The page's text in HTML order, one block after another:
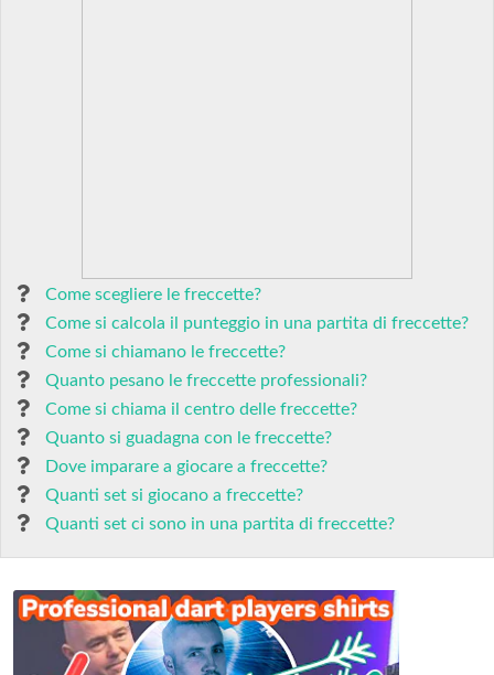
Come scegliere le freccette?
Come si calcola il punteggio in una partita di freccette?
Come si chiamano le freccette?
Quanto pesano le freccette professionali?
Come si chiama il centro delle freccette?
Quanto si guadagna con le freccette?
Dove imparare a giocare a freccette?
Quanti set si giocano a freccette?
Quanti set ci sono in una partita di freccette?